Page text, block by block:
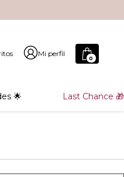
Mi perfil
0
🌟 Last Chance 🎁